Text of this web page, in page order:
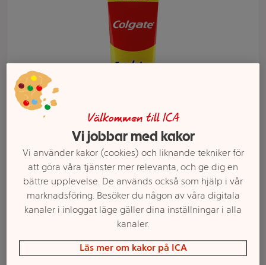
Välj butik och handla
Sortimentet kan variera mellan butikerna
Välkommen till ICA
Vi jobbar med kakor
Vi använder kakor (cookies) och liknande tekniker för
att göra våra tjänster mer relevanta, och ge dig en
bättre upplevelse. De används också som hjälp i vår
marknadsföring. Besöker du någon av våra digitala
kanaler i inloggat läge gäller dina inställningar i alla
kanaler.
Läs mer om kakor på ICA